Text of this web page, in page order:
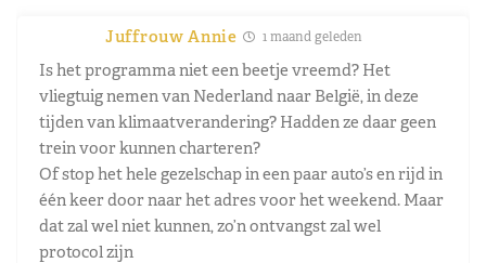
Juffrouw Annie 1 maand geleden
Is het programma niet een beetje vreemd? Het
vliegtuig nemen van Nederland naar België, in deze
tijden van klimaatverandering? Hadden ze daar geen
trein voor kunnen charteren?
Of stop het hele gezelschap in een paar auto’s en rijd in
één keer door naar het adres voor het weekend. Maar
dat zal wel niet kunnen, zo’n ontvangst zal wel
protocol zijn